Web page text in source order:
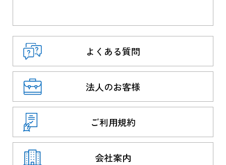
よくある質問
法人のお客様
ご利用規約
会社案内